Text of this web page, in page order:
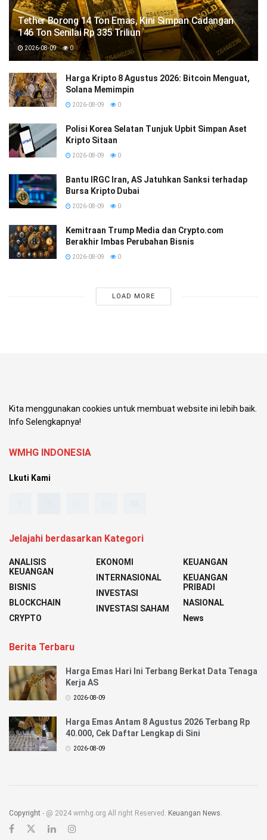
Tether Borong 14 Ton Emas, Kini Simpan Cadangan
146 Ton Senilai Rp 335 Triliun
2026-08-09 0
Harga Kripto 8 Agustus 2026: Bitcoin Menguat,
Solana Memimpin
2026-08-09 0
Polisi Korea Selatan Tunjuk Upbit Simpan Aset
Kripto Sitaan
2026-08-09 0
Bantu IRGC Iran, AS Jatuhkan Sanksi terhadap
Bursa Kripto Dubai
2026-08-09 0
Kemitraan Trump Media dan Crypto.com
Berakhir Imbas Perubahan Bisnis
2026-08-09 0
LOAD MORE
Kita menggunakan cookies untuk membuat website ini lebih baik.
Info Selengkapnya!
WMHG INDONESIA
Lkuti Kami
Jelajahi berdasarkan Kategori
ANALISIS
KEUANGAN
BISNIS
BLOCKCHAIN
CRYPTO
EKONOMI
INTERNASIONAL
INVESTASI
INVESTASI SAHAM
KEUANGAN
KEUANGAN
PRIBADI
NASIONAL
News
Berita Terbaru
Harga Emas Hari Ini Terbang Berkat Data Tenaga
Kerja AS
2026-08-09
Harga Emas Antam 8 Agustus 2026 Terbang Rp
40.000, Cek Daftar Lengkap di Sini
2026-08-09
Copyright - @ 2024 wmhg.org All right Reserved. Keuangan News.